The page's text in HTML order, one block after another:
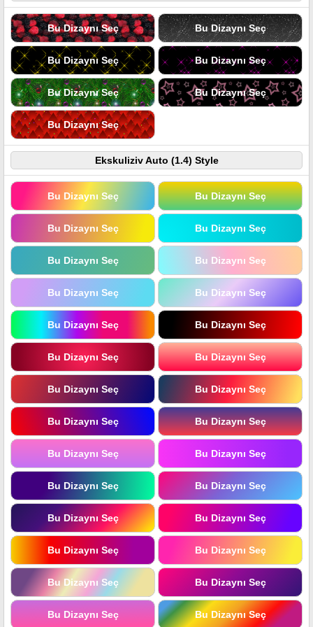
Bu Dizaynı Seç Bu Dizaynı Seç
Bu Dizaynı Seç Bu Dizaynı Seç
Bu Dizaynı Seç Bu Dizaynı Seç
Bu Dizaynı Seç
Ekskuliziv Auto (1.4) Style
Bu Dizaynı Seç Bu Dizaynı Seç
Bu Dizaynı Seç Bu Dizaynı Seç
Bu Dizaynı Seç Bu Dizaynı Seç
Bu Dizaynı Seç Bu Dizaynı Seç
Bu Dizaynı Seç Bu Dizaynı Seç
Bu Dizaynı Seç Bu Dizaynı Seç
Bu Dizaynı Seç Bu Dizaynı Seç
Bu Dizaynı Seç Bu Dizaynı Seç
Bu Dizaynı Seç Bu Dizaynı Seç
Bu Dizaynı Seç Bu Dizaynı Seç
Bu Dizaynı Seç Bu Dizaynı Seç
Bu Dizaynı Seç Bu Dizaynı Seç
Bu Dizaynı Seç Bu Dizaynı Seç
Bu Dizaynı Seç Bu Dizaynı Seç